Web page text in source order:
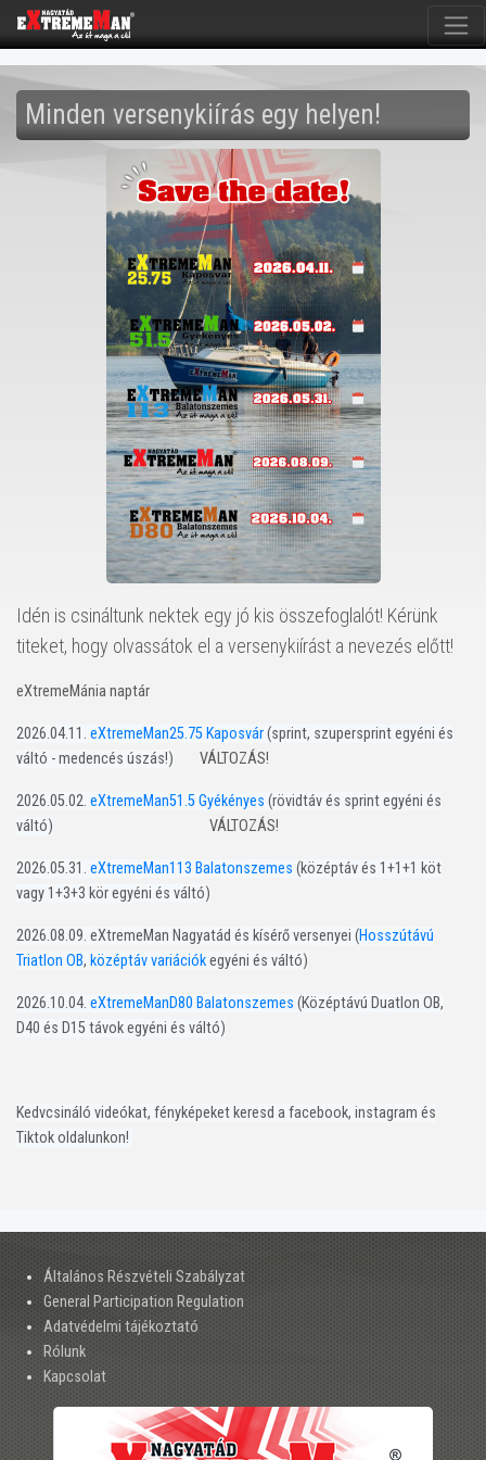
Minden versenykiírás egy helyen!
Idén is csináltunk nektek egy jó kis összefoglalót! Kérünk
titeket, hogy olvassátok el a versenykiírást a nevezés előtt!
eXtremeMánia naptár
2026.04.11. eXtremeMan25.75 Kaposvár(sprint, szupersprint egyéni és
váltó - medencés úszás!) VÁLTOZÁS!
2026.05.02. eXtremeMan51.5 Gyékényes (rövidtáv és sprint egyéni és
váltó)
VÁLTOZÁS!
2026.05.31. eXtremeMan113 Balatonszemes (középtáv és 1+1+1 köt
vagy 1+3+3 kör egyéni és váltó)
2026.08.09. eXtremeMan Nagyatád és kísérő versenyei (Hosszútávú
Triatlon OB, középtáv variációkegyéni és váltó)
2026.10.04. eXtremeManD80 Balatonszemes (Középtávú Duatlon OB,
D40 és D15 távok egyéni és váltó)
Kedvcsináló videókat, fényképeket keresd a facebook, instagram és
Tiktok oldalunkon!
Általános Részvételi Szabályzat
General Participation Regulation
Adatvédelmi tájékoztató
Rólunk
Kapcsolat